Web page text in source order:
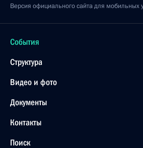
Версия официального сайта для мобильных
События
Структура
Видео и фото
Документы
Контакты
Поиск